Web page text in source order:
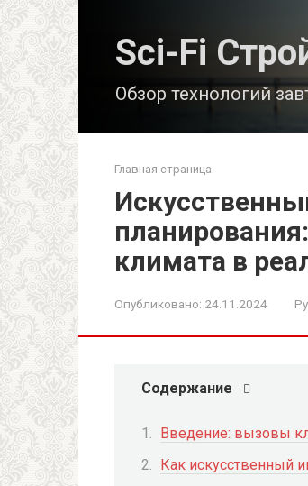
Sci-Fi
Обзор технологий
Главная страница
климата в
Опубликовано: 24.11.2024
Содержание
Введение: вызовы
Как искусственный